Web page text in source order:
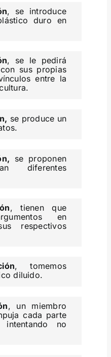
, se introduce
duro en
, se le pedirá
sus propias
entre la
se produce un
se proponen
diferentes
, tienen que
en
respectivos
, tomemos
diluido.
, un miembro
cada parte
intentando no